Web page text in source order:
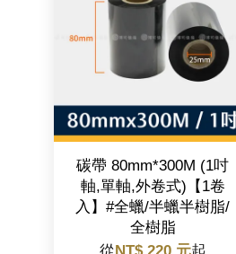
碳帶 80mm*300M (1吋
軸,單軸,外卷式)【1卷
入】#全蠟/半蠟半樹脂/
全樹脂
從NT$ 220 元起